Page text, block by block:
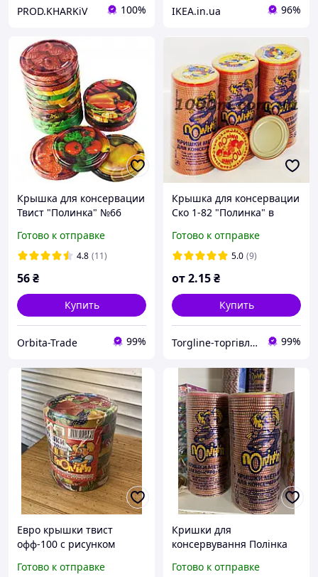
PROD.KHARKiV 100% IKEA.in.ua 96%
Крышка для консервации
Твист "Полинка" №66
320 шт. в ящике
Готово к отправке
4.8 (11)
56₴
Купить
Orbita-Trade 99%
Крышка для консервации
Ско 1-82 "Полинка" в
штук
Готово к отправке
5.0 (9)
от2.15₴
Купить
Torgline-торгівля товарами першої необхідності гутром та у роздріб 99%
Евро крышки твист
офф-100 с рисунком
Готово к отправке
Кришки для
консервування Полінка
Готово к отправке